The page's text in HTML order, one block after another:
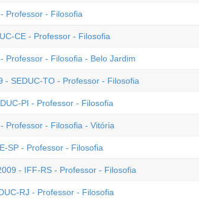
Professor - Filosofia
CE - Professor - Filosofia
Professor - Filosofia - Belo Jardim
- SEDUC-TO - Professor - Filosofia
PI - Professor - Filosofia
Professor - Filosofia - Vitória
SP - Professor - Filosofia
- IFF-RS - Professor - Filosofia
RJ - Professor - Filosofia